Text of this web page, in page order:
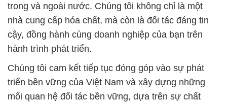
trong và ngoài nước. Chúng tôi không chỉ là một
nhà cung cấp hóa chất, mà còn là đối tác đáng tin
cậy, đồng hành cùng doanh nghiệp của bạn trên
hành trình phát triển.
Chúng tôi cam kết tiếp tục đóng góp vào sự phát
triển bền vững của Việt Nam và xây dựng những
mối quan hệ đối tác bền vững, dựa trên sự chất